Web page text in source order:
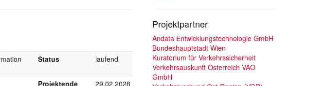
Status laufend
Projektende
29.02.2028
Projektpartner
Andata Entwicklungstechnologie GmbH
Bundeshauptstadt Wien
Kuratorium für Verkehrssicherheit
Verkehrsauskunft Österreich VAO
GmbH